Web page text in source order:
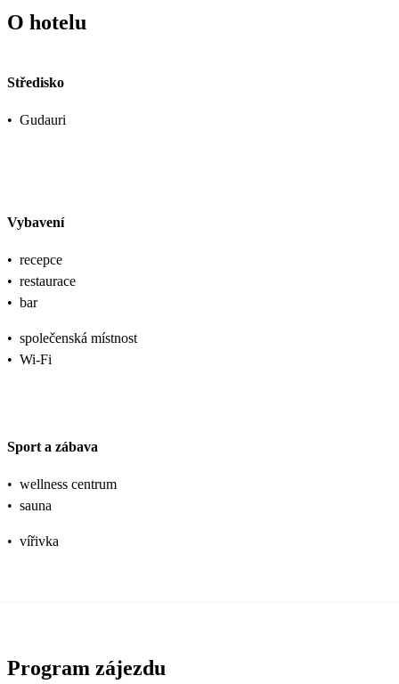
O hotelu
Středisko
• Gudauri
Vybavení
• recepce
• restaurace
• bar
• společenská místnost
• Wi-Fi
Sport a zábava
• wellness centrum
• sauna
• vířivka
Program zájezdu